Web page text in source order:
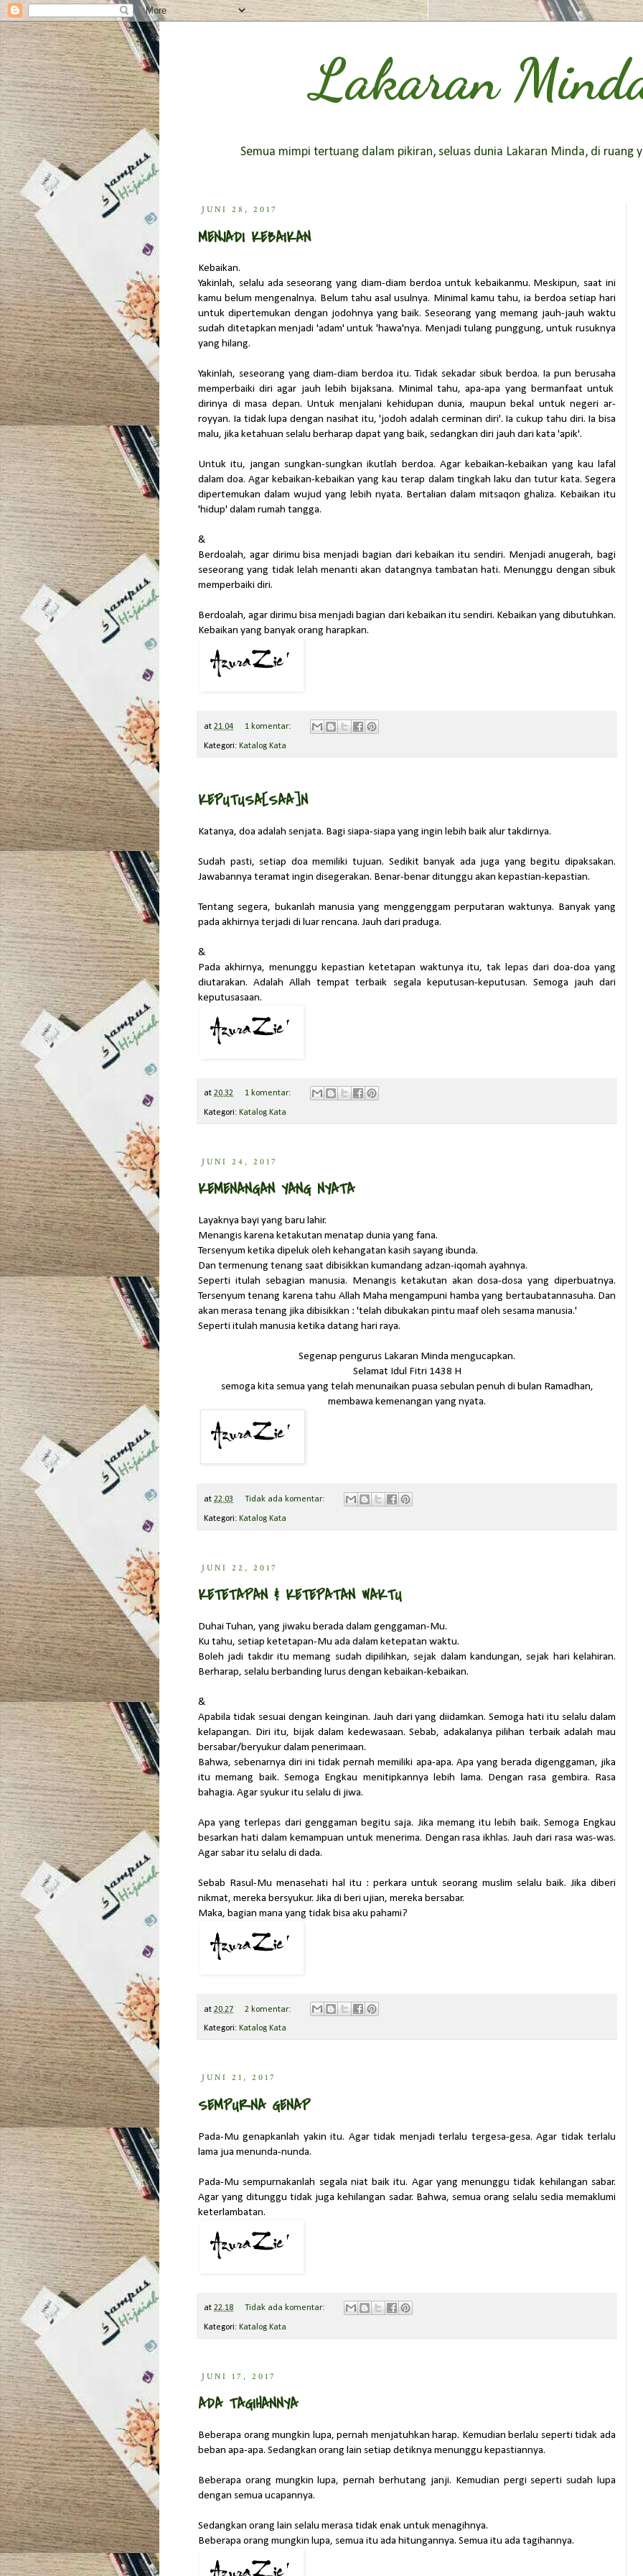
Lakaran
Semua mimpi tertuang dalam pikiran, seluas dunia Lakaran Minda, di ruang
JUNI 28, 2017
MENJADI KEBAIKAN
Kebaikan.
Yakinlah, selalu ada seseorang yang diam-diam berdoa untuk kebaikanmu. Meskipun, saat ini
kamu belum mengenalnya. Belum tahu asal usulnya. Minimal kamu tahu, ia berdoa setiap hari
untuk dipertemukan dengan jodohnya yang baik. Seseorang yang memang jauh-jauh waktu
sudah ditetapkan menjadi 'adam' untuk 'hawa'nya. Menjadi tulang punggung, untuk rusuknya
yang hilang.
Yakinlah, seseorang yang diam-diam berdoa itu. Tidak sekadar sibuk berdoa. Ia pun berusaha
memperbaiki diri agar jauh lebih bijaksana. Minimal tahu, apa-apa yang bermanfaat untuk
dirinya di masa depan. Untuk menjalani kehidupan dunia, maupun bekal untuk negeri ar-
royyan. Ia tidak lupa dengan nasihat itu, 'jodoh adalah cerminan diri'. Ia cukup tahu diri. Ia bisa
malu, jika ketahuan selalu berharap dapat yang baik, sedangkan diri jauh dari kata 'apik'.
Untuk itu, jangan sungkan-sungkan ikutlah berdoa. Agar kebaikan-kebaikan yang kau lafal
dalam doa. Agar kebaikan-kebaikan yang kau terap dalam tingkah laku dan tutur kata. Segera
dipertemukan dalam wujud yang lebih nyata. Bertalian dalam mitsaqon ghaliza. Kebaikan itu
'hidup' dalam rumah tangga.
&
Berdoalah, agar dirimu bisa menjadi bagian dari kebaikan itu sendiri. Menjadi anugerah, bagi
seseorang yang tidak lelah menanti akan datangnya tambatan hati. Menunggu dengan sibuk
memperbaiki diri.
Berdoalah, agar dirimu bisa menjadi bagian dari kebaikan itu sendiri. Kebaikan yang dibutuhkan.
Kebaikan yang banyak orang harapkan.
at 21.04 1 komentar:
Kategori: Katalog Kata
KEPUTUSA[SAA]N
Katanya, doa adalah senjata. Bagi siapa-siapa yang ingin lebih baik alur takdirnya.
Sudah pasti, setiap doa memiliki tujuan. Sedikit banyak ada juga yang begitu dipaksakan.
Jawabannya teramat ingin disegerakan. Benar-benar ditunggu akan kepastian-kepastian.
Tentang segera, bukanlah manusia yang menggenggam perputaran waktunya. Banyak yang
pada akhirnya terjadi di luar rencana. Jauh dari praduga.
&
Pada akhirnya, menunggu kepastian ketetapan waktunya itu, tak lepas dari doa-doa yang
diutarakan. Adalah Allah tempat terbaik segala keputusan-keputusan. Semoga jauh dari
keputusasaan.
at 20.32 1 komentar:
Kategori: Katalog Kata
JUNI 24, 2017
KEMENANGAN YANG NYATA
Layaknya bayi yang baru lahir.
Menangis karena ketakutan menatap dunia yang fana.
Tersenyum ketika dipeluk oleh kehangatan kasih sayang ibunda.
Dan termenung tenang saat dibisikkan kumandang adzan-iqomah ayahnya.
Seperti itulah sebagian manusia. Menangis ketakutan akan dosa-dosa yang diperbuatnya.
Tersenyum tenang karena tahu Allah Maha mengampuni hamba yang bertaubatannasuha. Dan
akan merasa tenang jika dibisikkan : 'telah dibukakan pintu maaf oleh sesama manusia.'
Seperti itulah manusia ketika datang hari raya.
Segenap pengurus Lakaran Minda mengucapkan.
Selamat Idul Fitri 1438 H
semoga kita semua yang telah menunaikan puasa sebulan penuh di bulan Ramadhan,
membawa kemenangan yang nyata.
at 22.03 Tidak ada komentar:
Kategori: Katalog Kata
JUNI 22, 2017
KETETAPAN & KETEPATAN WAKTU
Duhai Tuhan, yang jiwaku berada dalam genggaman-Mu.
Ku tahu, setiap ketetapan-Mu ada dalam ketepatan waktu.
Boleh jadi takdir itu memang sudah dipilihkan, sejak dalam kandungan, sejak hari kelahiran.
Berharap, selalu berbanding lurus dengan kebaikan-kebaikan.
&
Apabila tidak sesuai dengan keinginan. Jauh dari yang diidamkan. Semoga hati itu selalu dalam
kelapangan. Diri itu, bijak dalam kedewasaan. Sebab, adakalanya pilihan terbaik adalah mau
bersabar/beryukur dalam penerimaan.
Bahwa, sebenarnya diri ini tidak pernah memiliki apa-apa. Apa yang berada digenggaman, jika
itu memang baik. Semoga Engkau menitipkannya lebih lama. Dengan rasa gembira. Rasa
bahagia. Agar syukur itu selalu di jiwa.
Apa yang terlepas dari genggaman begitu saja. Jika memang itu lebih baik. Semoga Engkau
besarkan hati dalam kemampuan untuk menerima. Dengan rasa ikhlas. Jauh dari rasa was-was.
Agar sabar itu selalu di dada.
Sebab Rasul-Mu menasehati hal itu : perkara untuk seorang muslim selalu baik. Jika diberi
nikmat, mereka bersyukur. Jika di beri ujian, mereka bersabar.
Maka, bagian mana yang tidak bisa aku pahami?
at 20.27 2 komentar:
Kategori: Katalog Kata
JUNI 21, 2017
SEMPURNA GENAP
Pada-Mu genapkanlah yakin itu. Agar tidak menjadi terlalu tergesa-gesa. Agar tidak terlalu
lama jua menunda-nunda.
Pada-Mu sempurnakanlah segala niat baik itu. Agar yang menunggu tidak kehilangan sabar.
Agar yang ditunggu tidak juga kehilangan sadar. Bahwa, semua orang selalu sedia memaklumi
keterlambatan.
at 22.18 Tidak ada komentar:
Kategori: Katalog Kata
JUNI 17, 2017
ADA TAGIHANNYA
Beberapa orang mungkin lupa, pernah menjatuhkan harap. Kemudian berlalu seperti tidak ada
beban apa-apa. Sedangkan orang lain setiap detiknya menunggu kepastiannya.
Beberapa orang mungkin lupa, pernah berhutang janji. Kemudian pergi seperti sudah lupa
dengan semua ucapannya.
Sedangkan orang lain selalu merasa tidak enak untuk menagihnya.
Beberapa orang mungkin lupa, semua itu ada hitungannya. Semua itu ada tagihannya.